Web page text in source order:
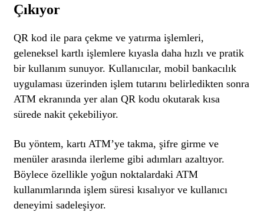
Çıkıyor
QR kod ile para çekme ve yatırma işlemleri,
geleneksel kartlı işlemlere kıyasla daha hızlı ve pratik
bir kullanım sunuyor. Kullanıcılar, mobil bankacılık
uygulaması üzerinden işlem tutarını belirledikten sonra
ATM ekranında yer alan QR kodu okutarak kısa
sürede nakit çekebiliyor.
Bu yöntem, kartı ATM’ye takma, şifre girme ve
menüler arasında ilerleme gibi adımları azaltıyor.
Böylece özellikle yoğun noktalardaki ATM
kullanımlarında işlem süresi kısalıyor ve kullanıcı
deneyimi sadeleşiyor.